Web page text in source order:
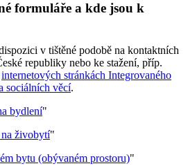
formuláře a kde jsou k
v tištěné podobě na kontaktních
republiky nebo ke stažení, příp.
internetových stránkách Integrovaného
sociálních věcí.
bydlení"
na živobytí"
bytu (obývaném prostoru)"